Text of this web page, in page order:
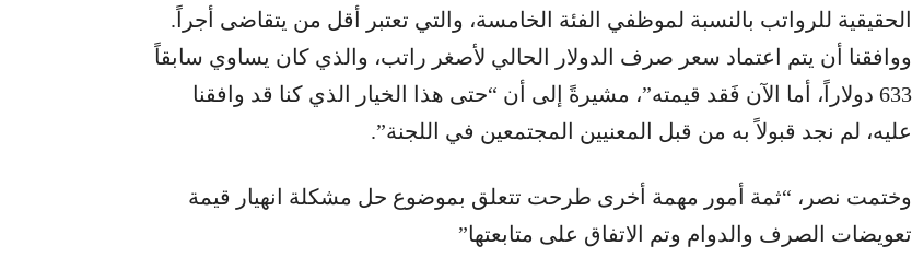
الحقيقية للرواتب بالنسبة لموظفي الفئة الخامسة، والتي تعتبر أقل من يتقاضى أجراً.
ووافقنا أن يتم اعتماد سعر صرف الدولار الحالي لأصغر راتب، والذي كان يساوي سابقاً
633 دولاراً، أما الآن فَقد قيمته”، مشيرةً إلى أن “حتى هذا الخيار الذي كنا قد وافقنا
عليه، لم نجد قبولاً به من قبل المعنيين المجتمعين في اللجنة”.
وختمت نصر، “ثمة أمور مهمة أخرى طرحت تتعلق بموضوع حل مشكلة انهيار قيمة
تعويضات الصرف والدوام وتم الاتفاق على متابعتها”